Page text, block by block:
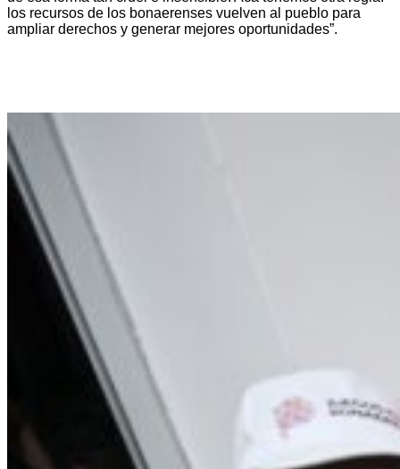
los recursos de los bonaerenses vuelven al pueblo para
ampliar derechos y generar mejores oportunidades”.